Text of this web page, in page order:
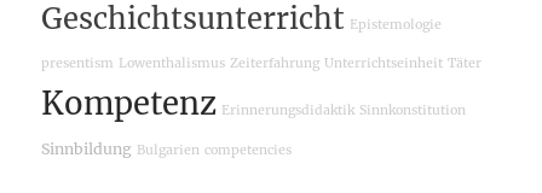
Geschichtsunterricht Epistemologie
presentism Lowenthalismus Zeiterfahrung Unterrichtseinheit Täter
Kompetenz Erinnerungsdidaktik Sinnkonstitution
Sinnbildung Bulgarien competencies